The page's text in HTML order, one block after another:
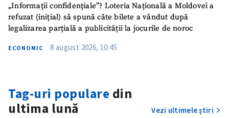
„Informații confidențiale”? Loteria Națională a Moldovei a
refuzat (inițial) să spună câte bilete a vândut după
legalizarea parțială a publicității la jocurile de noroc
ECONOMIC 8 august 2026, 10:45
Tag-uri populare din
ultima lună
Vezi ultimele știri